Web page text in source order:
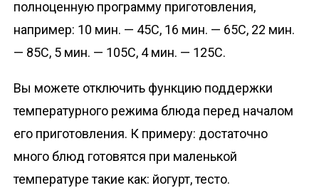
полноценную программу приготовления,
например: 10 мин. — 45С, 16 мин. — 65С, 22 мин.
— 85С, 5 мин. — 105С, 4 мин. — 125С.
Вы можете отключить функцию поддержки
температурного режима блюда перед началом
его приготовления. К примеру: достаточно
много блюд готовятся при маленькой
температуре такие как: йогурт, тесто.